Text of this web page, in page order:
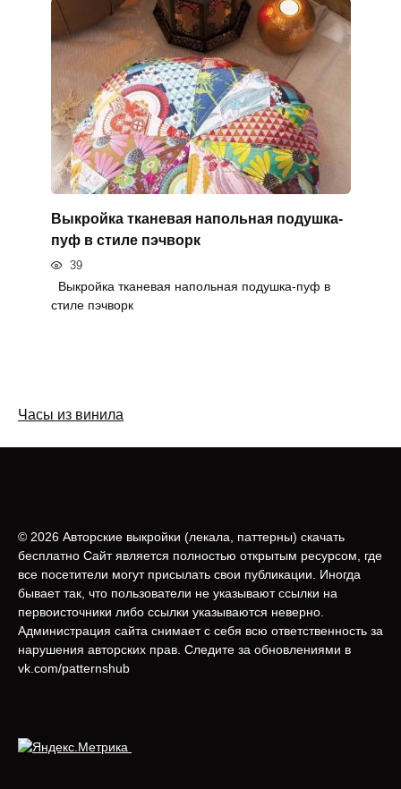
Выкройка тканевая напольная подушка-
пуф в стиле пэчворк
39
Выкройка тканевая напольная подушка-пуф в
стиле пэчворк
Часы из винила
© 2026 Авторские выкройки (лeкала, паттерны) скачать
бесплатно Сайт является полностью открытым ресурсом, где
все посетители могут присылать свои публикации. Иногда
бывает так, что пользователи не указывают ссылки на
первоисточники либо ссылки указываются неверно.
Администрация сайта снимает с себя всю ответственность за
нарушения авторских прав. Следите за обновлениями в
vk.com/patternshub